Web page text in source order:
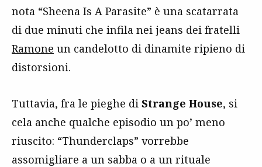
nota “Sheena Is A Parasite” è una scatarrata
di due minuti che infila nei jeans dei fratelli
Ramone un candelotto di dinamite ripieno di
distorsioni.
Tuttavia, fra le pieghe di Strange House, si
cela anche qualche episodio un po’ meno
riuscito: “Thunderclaps” vorrebbe
assomigliare a un sabba o a un rituale